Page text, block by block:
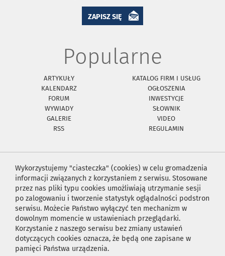
ZAPISZ SIĘ
Popularne
ARTYKUŁY
KATALOG FIRM I USŁUG
KALENDARZ
OGŁOSZENIA
FORUM
INWESTYCJE
WYWIADY
SŁOWNIK
GALERIE
VIDEO
RSS
REGULAMIN
Wykorzystujemy "ciasteczka" (cookies) w celu gromadzenia
informacji związanych z korzystaniem z serwisu. Stosowane
przez nas pliki typu cookies umożliwiają utrzymanie sesji
po zalogowaniu i tworzenie statystyk oglądalności podstron
serwisu. Możecie Państwo wyłączyć ten mechanizm w
dowolnym momencie w ustawieniach przeglądarki.
Korzystanie z naszego serwisu bez zmiany ustawień
dotyczących cookies oznacza, że będą one zapisane w
pamięci Państwa urządzenia.